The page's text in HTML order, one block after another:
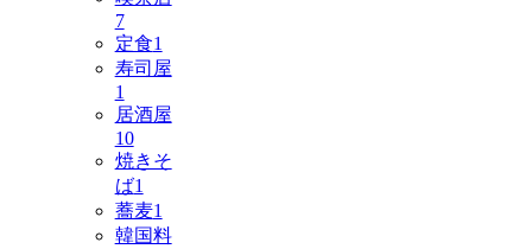
7
定食1
寿司屋
1
居酒屋
10
焼きそ
ば1
蕎麦1
韓国料